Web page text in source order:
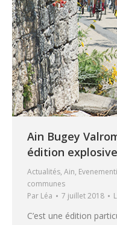
Ain Bugey
édition
Actualités, Ain,
communes
Par Léa 7 juillet 2018
C’est une édition